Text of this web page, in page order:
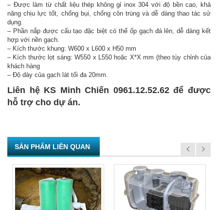
– Được làm từ chất liệu thép không gỉ inox 304 với độ bền cao, khả
năng chịu lực tốt, chống bụi, chống côn trùng và dễ dàng thao tác sử
dụng.
– Phần nắp được cấu tạo đặc biệt có thể ốp gạch đá lên, dễ dàng kết
hợp với nền gạch.
– Kích thước khung: W600 x L600 x H50 mm
– Kích thước lọt sáng: W550 x L550 hoặc X*X mm (theo tùy chỉnh của
khách hàng
– Độ dày của gạch lát tối đa 20mm.
Liên hệ KS Minh Chiến 0961.12.52.62 để được
hỗ trợ cho dự án.
SẢN PHẨM LIÊN QUAN